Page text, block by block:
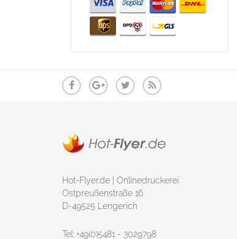
Hot-Flyer.de | Onlinedruckerei
Ostpreußenstraße 16
D-49525 Lengerich
Tel: +49(0)5481 - 3029798